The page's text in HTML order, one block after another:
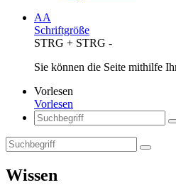
AA
Schriftgröße
STRG + STRG -
Sie können die Seite mithilfe
Vorlesen
Vorlesen
Wissen